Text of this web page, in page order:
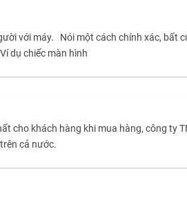
với máy. Nói một cách chính xác, bất
dụ chiếc màn hình
cho khách hàng khi mua hàng, công ty
trên cả nước.